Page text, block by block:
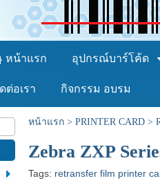
หน้าแรก อุปกรณ์บาร์โค้ด
ต่อเรา กิจกรรม อบรม
หน้าแรก> PRINTER CARD>
Zebra ZXP
Tags: retransfer film printer